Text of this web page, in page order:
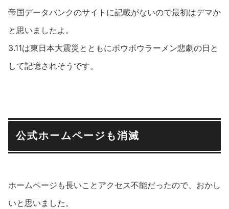
帝国データバンクのサイトに記載がないので最初はデマか
と思いましたよ。
3.11は東日本大震災とともにボウボウラーメン悲劇の日と
して記憶されそうです。
公式ホームページも消滅
ホームページも長いことアクセス不能だったので、おかし
いと思いました。